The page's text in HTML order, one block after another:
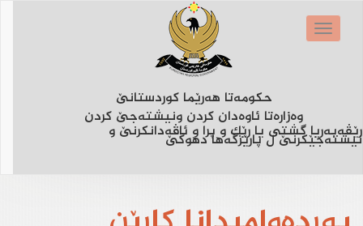
حكومه‌تا هه‌رێما كوردستانێ
وه‌زاره‌تا ئاوه‌دان كردن ونیشته‌جێ كردن
رێڤەبەریا گشتی یا رێک و پرا و ئاڤەدانکرنێ و
نیشتەجێکرنێ ل پارێزگەها دهوکێ
Toggle